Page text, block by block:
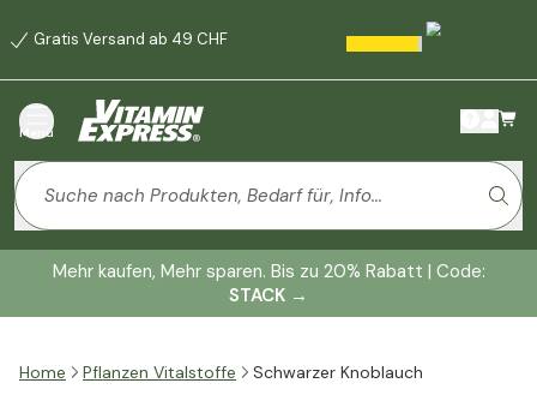
Gratis Versand ab 49 CHF
Menü
Mehr kaufen, Mehr sparen. Bis zu 20% Rabatt | Code:
STACK →
Home Pflanzen Vitalstoffe Schwarzer Knoblauch